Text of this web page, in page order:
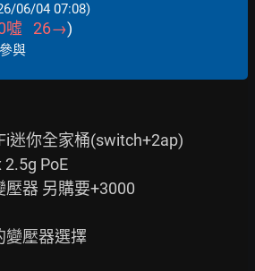
06/04 07:08)
噓 26→)
參與
迷你全家桶(switch+2ap)
PoE
器 另購要+3000
變壓器選擇